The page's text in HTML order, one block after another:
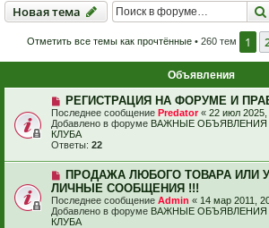
Новая тема
Новаятема
Отметить все темы как прочтённые• 260 тем 1
Объявления
РЕГИСТРАЦИЯ НА ФОРУМЕ И
Последнее сообщение Predator« 22 июл 2025,
Добавлено в форуме ВАЖНЫЕ ОБЪЯВЛЕНИЯ
КЛУБА
Ответы: 22
ПРОДАЖА ЛЮБОГО ТОВАРА ИЛИ
ЛИЧНЫЕ СООБЩЕНИЯ !!!
Последнее сообщение Admin « 14 мар 2011,
Добавлено в форуме ВАЖНЫЕ ОБЪЯВЛЕНИЯ
КЛУБА